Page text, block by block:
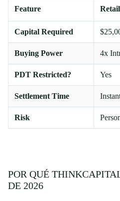
Feature
Capital Required
Buying Power 4x
PDT Restricted? Yes
Settlement Time
Risk
POR QUÉ
DE 2026